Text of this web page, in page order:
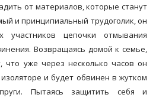
от материалов, которые станут
и принципиальный трудоголик, он
участников цепочки отмывания
Возвращаясь домой к семье,
что уже через несколько часов он
и будет обвинен в жутком
Пытаясь защитить себя и